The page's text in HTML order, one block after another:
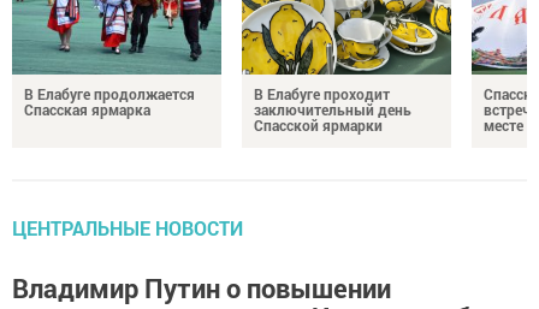
В Елабуге продолжается
Спасская ярмарка
В Елабуге проходит
заключительный день
Спасской ярмарки
месте
ЦЕНТРАЛЬНЫЕ НОВОСТИ
Владимир Путин о повышении